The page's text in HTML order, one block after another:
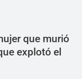
que murió
explotó el